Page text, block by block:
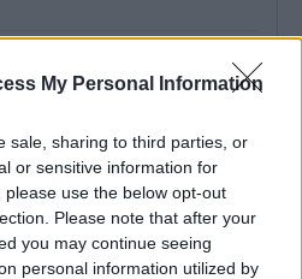
My Personal Information
sale, sharing to third parties, or
or sensitive information for
use the below opt-out
Please note that after your
you may continue seeing
personal information utilized by